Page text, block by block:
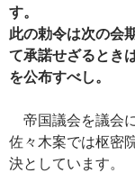
す。
此の勅令は次の会
て承諾せざるとき
を公布すべし。
帝国議会を議会
佐々木案では枢密
決としています。